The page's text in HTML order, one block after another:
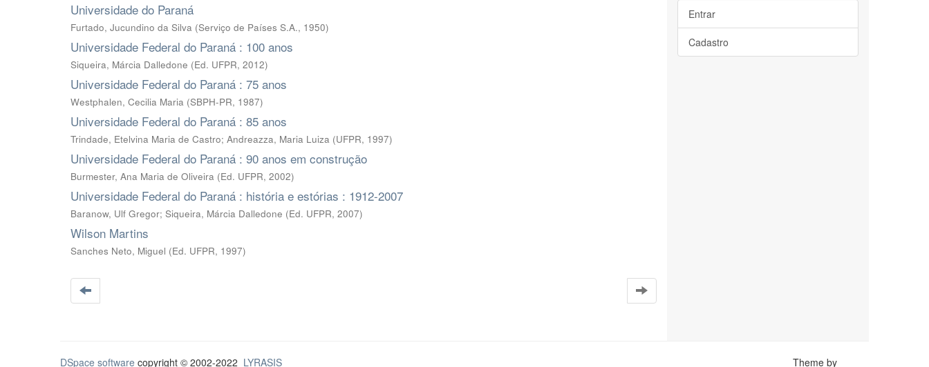
Universidade do Paraná
Furtado, Jucundino da Silva (Serviço de Países S.A., 1950)
Universidade Federal do Paraná : 100 anos
Siqueira, Márcia Dalledone (Ed. UFPR, 2012)
Universidade Federal do Paraná : 75 anos
Westphalen, Cecilia Maria (SBPH-PR, 1987)
Universidade Federal do Paraná : 85 anos
Trindade, Etelvina Maria de Castro; Andreazza, Maria Luiza (UFPR, 1997)
Universidade Federal do Paraná : 90 anos em construção
Burmester, Ana Maria de Oliveira (Ed. UFPR, 2002)
Universidade Federal do Paraná : história e estórias : 1912-2007
Baranow, Ulf Gregor; Siqueira, Márcia Dalledone (Ed. UFPR, 2007)
Wilson Martins
Sanches Neto, Miguel (Ed. UFPR, 1997)
Entrar
Cadastro
DSpace software copyright © 2002-2022 LYRASIS Theme by